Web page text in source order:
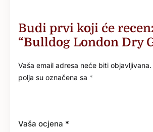
Budi prvi koji će
“Bulldog London Dry
Vaša email adresa neće biti objavljivana.
polja su označena sa *
Vaša ocjena *